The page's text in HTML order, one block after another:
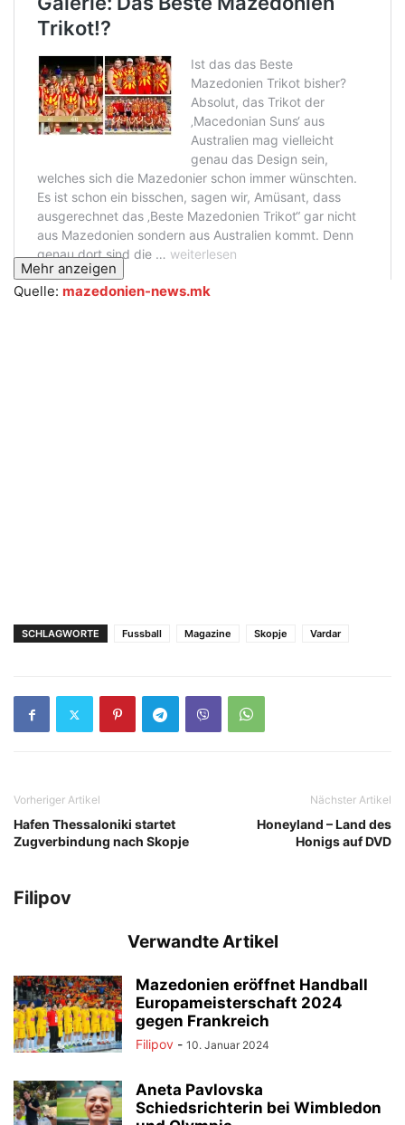
Mehr anzeigen
Quelle: mazedonien-news.mk
SCHLAGWORTE Fussball Magazinе Skopje Vardar
Vorheriger Artikel
Hafen Thessaloniki startet
Zugverbindung nach Skopje
Nächster Artikel
Honeyland – Land des
Honigs auf DVD
Filipov
Verwandte Artikel
Mazedonien eröffnet Handball
Europameisterschaft 2024
gegen Frankreich
Filipov - 10. Januar 2024
Aneta Pavlovska
Schiedsrichterin bei Wimbledon